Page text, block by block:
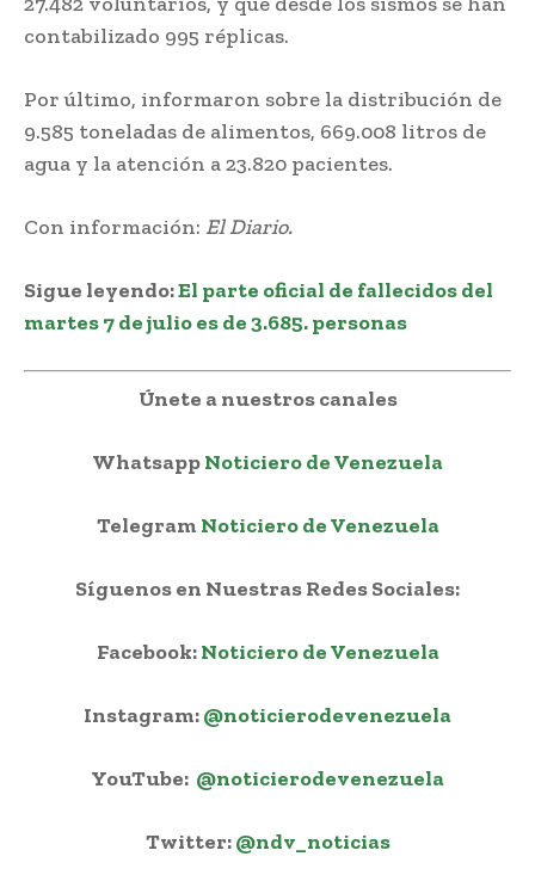
contabilizado 995 réplicas.
Por último, informaron sobre la distribución de
9.585 toneladas de alimentos, 669.008 litros de
agua y la atención a 23.820 pacientes.
Con información: El Diario.
Sigue leyendo:El parte oficial de fallecidos del
martes 7 de julio es de 3.685. personas
Únete a nuestros canales
WhatsappNoticiero de Venezuela
Telegram Noticiero de Venezuela
Síguenos en Nuestras Redes Sociales:
Facebook:Noticiero de Venezuela
Instagram:@noticierodevenezuela
YouTube: @noticierodevenezuela
Twitter:@ndv_noticias